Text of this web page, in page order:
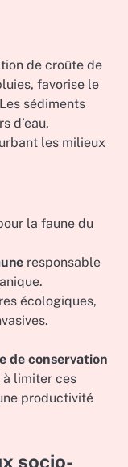
de croûte de
favorise le
sédiments
d’eau,
les milieux
la faune du
responsable
écologiques,
de conservation
à limiter ces
productivité
socio-